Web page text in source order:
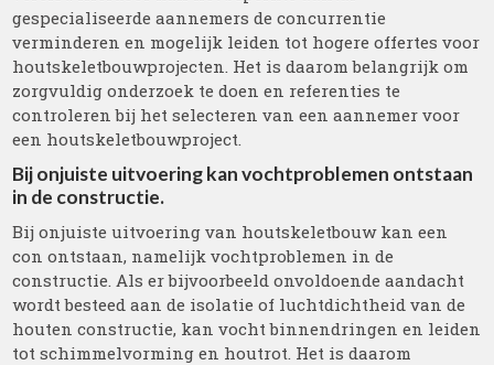
gespecialiseerde aannemers de concurrentie
verminderen en mogelijk leiden tot hogere offertes voor
houtskeletbouwprojecten. Het is daarom belangrijk om
zorgvuldig onderzoek te doen en referenties te
controleren bij het selecteren van een aannemer voor
een houtskeletbouwproject.
Bij onjuiste uitvoering kan vochtproblemen ontstaan
in de constructie.
Bij onjuiste uitvoering van houtskeletbouw kan een
con ontstaan, namelijk vochtproblemen in de
constructie. Als er bijvoorbeeld onvoldoende aandacht
wordt besteed aan de isolatie of luchtdichtheid van de
houten constructie, kan vocht binnendringen en leiden
tot schimmelvorming en houtrot. Het is daarom